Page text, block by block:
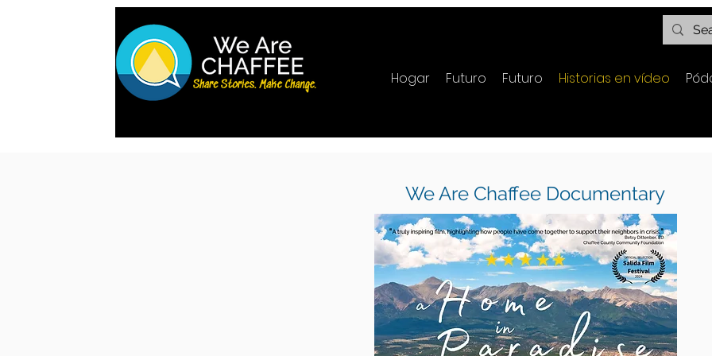
Hogar Futuro Futuro Historias en vídeo
We Are Chaffee Documentary